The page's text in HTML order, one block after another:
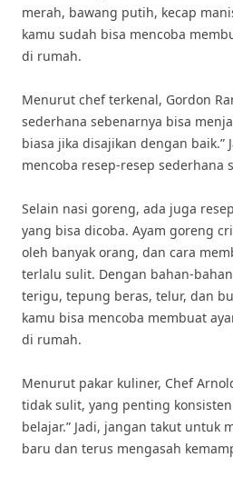
merah, bawang putih, kecap
kamu sudah bisa mencoba
di rumah.
Menurut chef terkenal, Gordon
sederhana sebenarnya bisa
biasa jika disajikan dengan baik.”
mencoba resep-resep sederhana
Selain nasi goreng, ada juga
yang bisa dicoba. Ayam goreng
oleh banyak orang, dan cara
terlalu sulit. Dengan bahan-
terigu, tepung beras, telur, dan
kamu bisa mencoba membuat
di rumah.
Menurut pakar kuliner, Chef
tidak sulit, yang penting
belajar.” Jadi, jangan takut untuk
baru dan terus mengasah